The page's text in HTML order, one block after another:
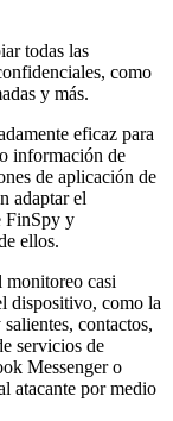
todas las
como
y más.
eficaz para
información de
de aplicación de
adaptar el
FinSpy y
ellos.
casi
dispositivo, como la
contactos,
servicios de
Messenger o
atacante por medio